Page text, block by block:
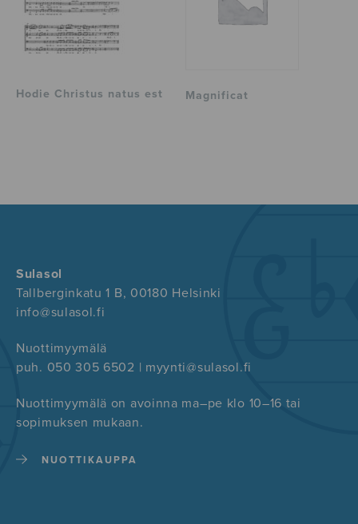
Hodie Christus natus est Magnificat
Sulasol
Tallberginkatu 1 B, 00180 Helsinki
info@sulasol.fi
Nuottimyymälä
puh. 050 305 6502 | myynti@sulasol.fi
Nuottimyymälä on avoinna ma–pe klo 10–16 tai
sopimuksen mukaan.
NUOTTIKAUPPA